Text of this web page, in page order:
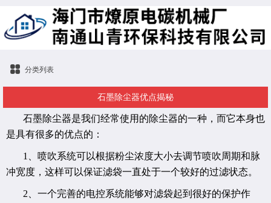
分类列表
石墨除尘器优点揭秘
石墨除尘器是我们经常使用的除尘器的一种，而它本身也
是具有很多的优点的：
1
、喷吹系统可以根据粉尘浓度大小去调节喷吹周期和脉
冲宽度，这样可以保证滤袋一直处于一个较好的过滤状态。
2 、一个完善的电控系统能够对滤袋起到很好的保护作